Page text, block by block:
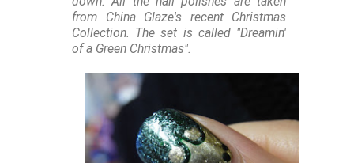
from China Glaze's recent Christmas
Collection. The set is called "Dreamin'
of a Green Christmas".